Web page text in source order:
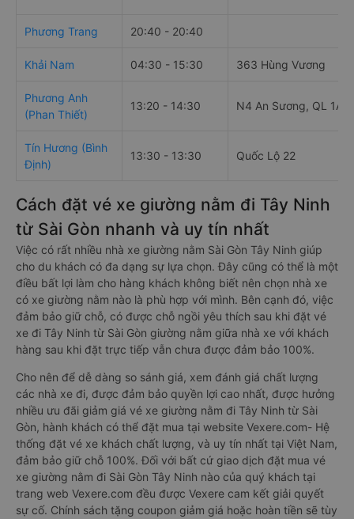
Phương Trang 20:40 - 20:40
Khải Nam 04:30 - 15:30 363 Hùng Vương
Phương Anh
(Phan Thiết)
13:20 - 14:30 N4 An Sương, QL 1A,
Tín Hương (Bình
Định)
13:30 - 13:30 Quốc Lộ 22
Cách đặt vé xe giường nằm đi Tây Ninh
từ Sài Gòn nhanh và uy tín nhất
Việc có rất nhiều nhà xe giường nằm Sài Gòn Tây Ninh giúp
cho du khách có đa dạng sự lựa chọn. Đây cũng có thể là một
điều bất lợi làm cho hàng khách không biết nên chọn nhà xe
có xe giường nằm nào là phù hợp với mình. Bên cạnh đó, việc
đảm bảo giữ chỗ, có được chỗ ngồi yêu thích sau khi đặt vé
xe đi Tây Ninh từ Sài Gòn giường nằm giữa nhà xe với khách
hàng sau khi đặt trực tiếp vẫn chưa được đảm bảo 100%.
Cho nên để dễ dàng so sánh giá, xem đánh giá chất lượng
các nhà xe đi, được đảm bảo quyền lợi cao nhất, được hưởng
nhiều ưu đãi giảm giá vé xe giường nằm đi Tây Ninh từ Sài
Gòn, hành khách có thể đặt mua tại website Vexere.com- Hệ
thống đặt vé xe khách chất lượng, và uy tín nhất tại Việt Nam,
đảm bảo giữ chỗ 100%. Đối với bất cứ giao dịch đặt mua vé
xe giường nằm đi Sài Gòn Tây Ninh nào của quý khách tại
trang web Vexere.com đều được Vexere cam kết giải quyết
sự cố. Chính sách tặng coupon giảm giá hoặc hoàn tiền sẽ tùy